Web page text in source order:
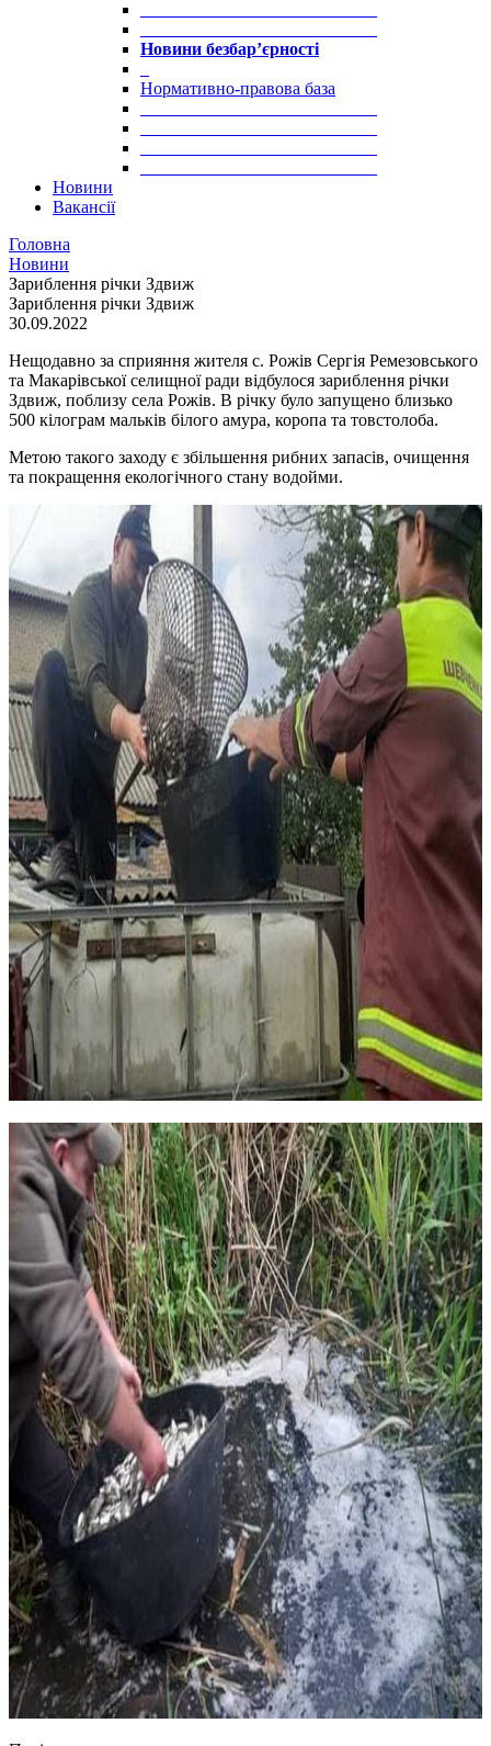
Новини безбар’єрності
Нормативно-правова база
Новини
Вакансії
Головна
Новини
Зариблення річки Здвиж
Зариблення річки Здвиж
30.09.2022
Нещодавно за сприяння жителя с. Рожів Сергія Ремезовського
та Макарівської селищної ради відбулося зариблення річки
Здвиж, поблизу села Рожів. В річку було запущено близько
500 кілограм мальків білого амура, коропа та товстолоба.
Метою такого заходу є збільшення рибних запасів, очищення
та покращення екологічного стану водойми.